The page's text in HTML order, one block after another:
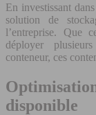
En investissant
solution de
l’entreprise. Que
déployer
conteneur, ces
disponible